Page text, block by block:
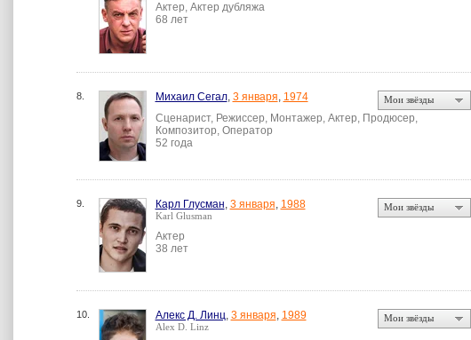
Актер, Актер дубляжа
68 лет
8. Михаил Сегал, 3 января, 1974
Сценарист, Режиссер, Монтажер, Актер, Продюсер,
Композитор, Оператор
52 года
Мои звёзды
9. Карл Глусман, 3 января, 1988
Karl Glusman
Актер
38 лет
Мои звёзды
10. Алекс Д. Линц, 3 января, 1989
Alex D. Linz
Мои звёзды